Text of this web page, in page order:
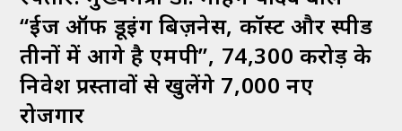
“ईज ऑफ डूइंग बिज़नेस, कॉस्ट और स्पीड
तीनों में आगे है एमपी”, ₹74,300 करोड़ के
निवेश प्रस्तावों से खुलेंगे 7,000 नए
रोजगार